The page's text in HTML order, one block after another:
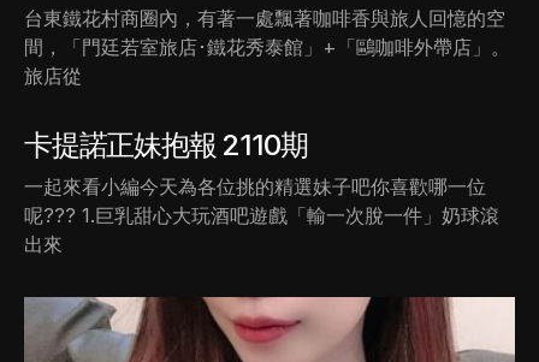
台東鐵花村商圈內，有著一處飄著咖啡香與旅人回憶的空
間，「門廷若室旅店･鐵花秀泰館」+「鷗咖啡外帶店」。
旅店從
卡提諾正妹抱報 2110期
一起來看小編今天為各位挑的精選妹子吧你喜歡哪一位
呢??? 1.巨乳甜心大玩酒吧遊戲「輸一次脫一件」奶球滾
出來